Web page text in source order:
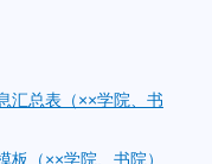
汇总表（××学院、书
板（××学院、书院）